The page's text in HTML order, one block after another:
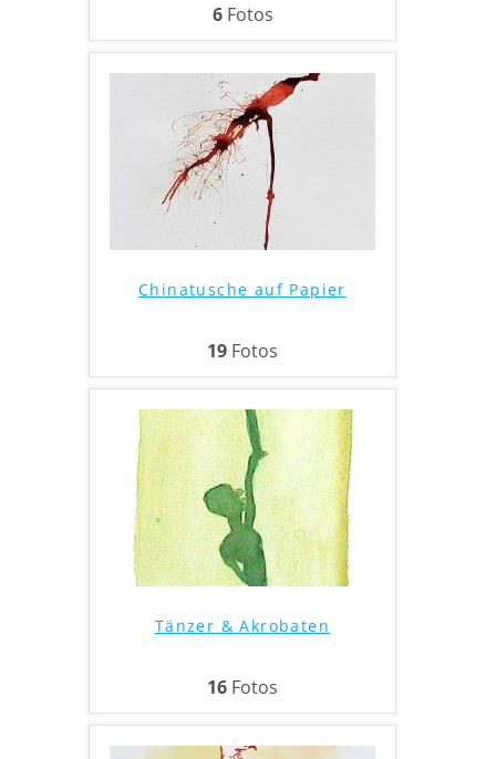
6Fotos
Chinatusche auf Papier
19 Fotos
Tänzer & Akrobaten
16 Fotos